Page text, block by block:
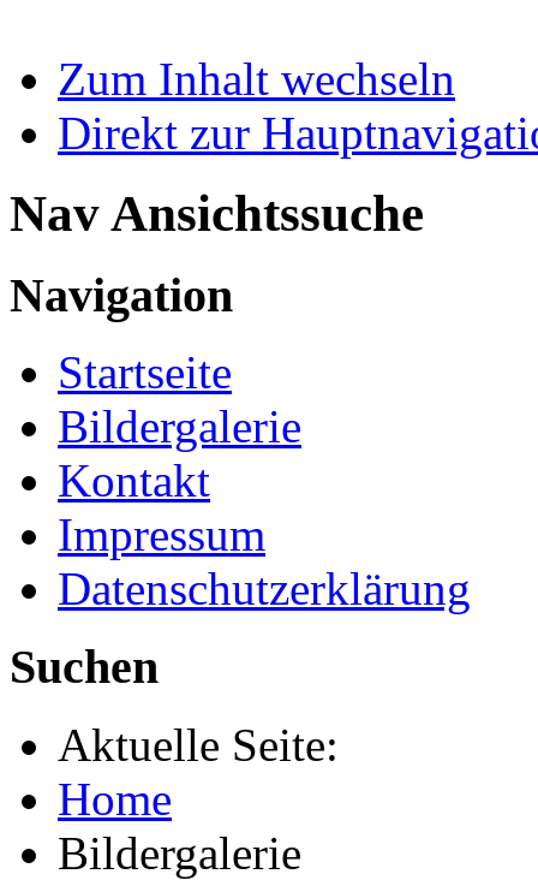
Zum Inhalt wechseln
Direkt zur
Nav Ansichtssuche
Navigation
Startseite
Bildergalerie
Kontakt
Impressum
Datenschutzerklärung
Suchen
Aktuelle Seite:
Home
Bildergalerie